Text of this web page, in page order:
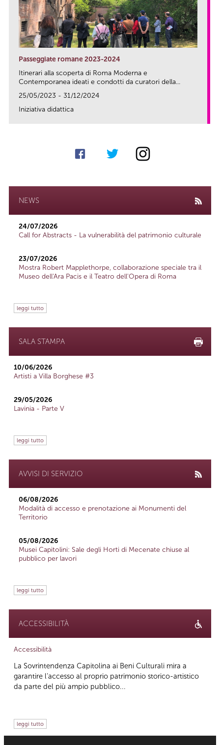
Passeggiate romane 2023-2024
Itinerari alla scoperta di Roma Moderna e
Contemporanea ideati e condotti da curatori della...
25/05/2023 - 31/12/2024
Iniziativa didattica
NEWS
24/07/2026
Call for Abstracts - La vulnerabilità del patrimonio culturale
23/07/2026
Mostra Robert Mapplethorpe, collaborazione speciale tra il
Museo dell'Ara Pacis e il Teatro dell'Opera di Roma
leggi tutto
SALA STAMPA
10/06/2026
Artisti a Villa Borghese #3
29/05/2026
Lavinia - Parte V
leggi tutto
AVVISI DI SERVIZIO
06/08/2026
Modalità di accesso e prenotazione ai Monumenti del
Territorio
05/08/2026
Musei Capitolini: Sale degli Horti di Mecenate chiuse al
pubblico per lavori
leggi tutto
ACCESSIBILITÀ
Accessibilità
La Sovrintendenza Capitolina ai Beni Culturali mira a
garantire l’accesso al proprio patrimonio storico-artistico
da parte del più ampio pubblico...
leggi tutto